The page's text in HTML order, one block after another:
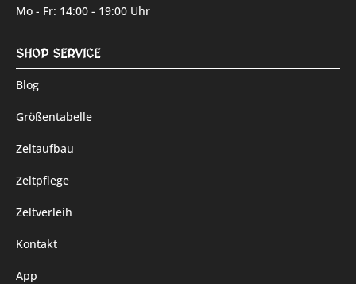
Mo - Fr: 14:00 - 19:00 Uhr
SHOP SERVICE
Blog
Größentabelle
Zeltaufbau
Zeltpflege
Zeltverleih
Kontakt
App